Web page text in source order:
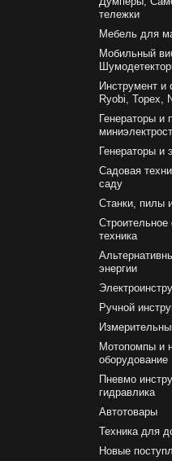
тележки
Мебель для
Мобильный
Инструмент и
Ryobi, Topex,
Генераторы
Генераторы и
Садовая
саду
Станки, пилы
Строительное
техника
энергии
Ручной
Мотопомпы и
оборудование
Пневмо
гидравлика
Автотовары
Техника для
Новые